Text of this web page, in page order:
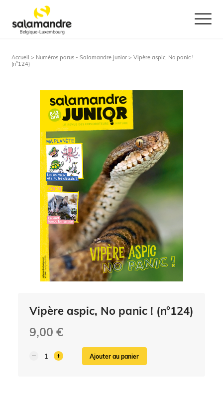
Ouvrir le
Accueil > Numéros parus - Salamandre junior > Vipère aspic, No panic !
(n°124)
Vipère aspic, No panic ! (n°124)
9,00 €
Ajouter au panier